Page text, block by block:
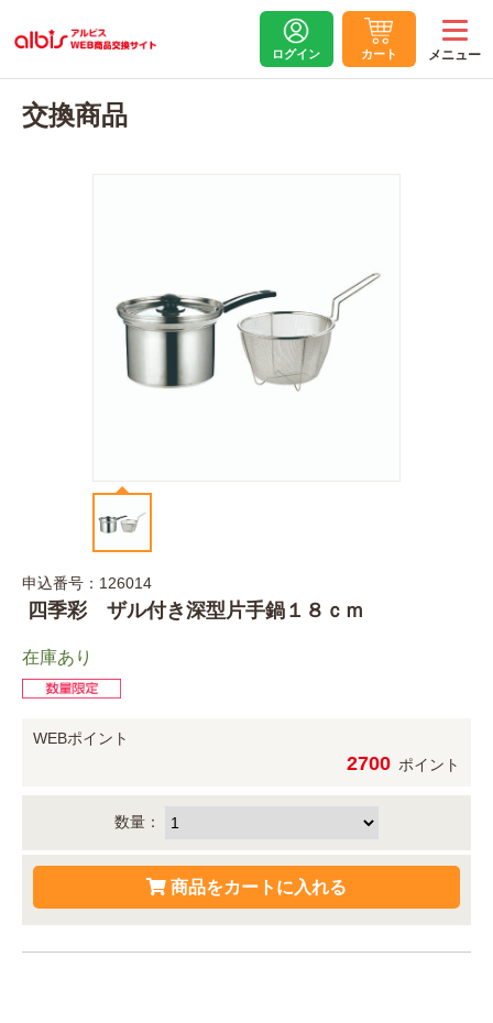
ログイン カート
交換商品
申込番号：126014
四季彩 ザル付き深型片手鍋１８ｃｍ
在庫あり
WEBポイント
2700 ポイント
数量：